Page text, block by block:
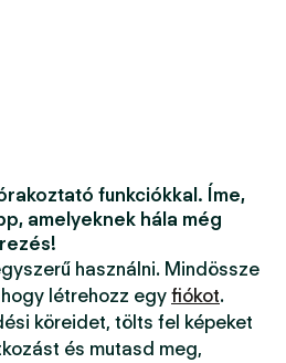
funkciókkal. Íme,
amelyeknek hála még
használni. Mindössze
létrehozz egy fiókot.
köreidet, tölts fel képeket
és mutasd meg,